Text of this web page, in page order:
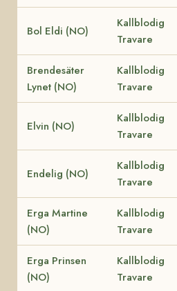
Bol Eldi (NO)
Kallblodig
Travare
Brendesäter
Lynet (NO)
Kallblodig
Travare
Elvin (NO)
Kallblodig
Travare
Endelig (NO)
Kallblodig
Travare
Erga Martine
(NO)
Kallblodig
Travare
Erga Prinsen
(NO)
Kallblodig
Travare